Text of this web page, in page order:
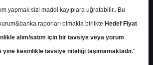
yapmak sizi maddi kayıplara uğratabilir.. Bu
raporları olmakla birlikte Hedef Fiyat
alım/satım için bir tavsiye veya yorum
yine kesinlikle tavsiye niteliği taşımamaktadır."